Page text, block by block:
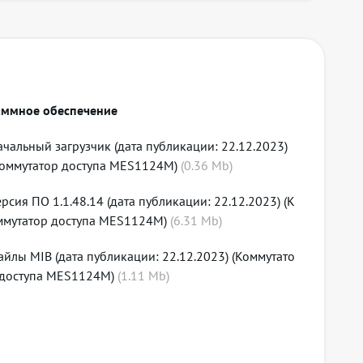
обеспечение
загрузчик (дата публикации: 22.12.2023)
доступа MES1124M) (0.36 Mb)
ПО 1.1.48.14 (дата публикации: 22.12.2023) (К
доступа MES1124M) (6.31 Mb)
MIB (дата публикации: 22.12.2023) (Коммутато
MES1124M) (1.11 Mb)